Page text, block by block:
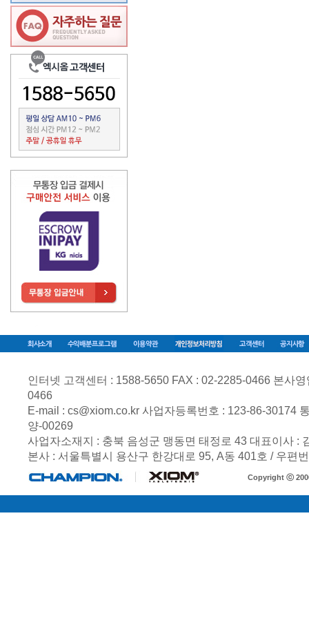
인터넷 고객센터 : 1588-5650 FAX : 02-2285-0466 본사
0466
E-mail : cs@xiom.co.kr사업자등록번호 : 123-86-30174
양-00269
사업자소재지 : 충북 음성군 맹동면 태정로 43 대표이사 :
본사 : 서울특별시 용산구 한강대로 95, A동 401호 / 우편
Copyright ⓒ